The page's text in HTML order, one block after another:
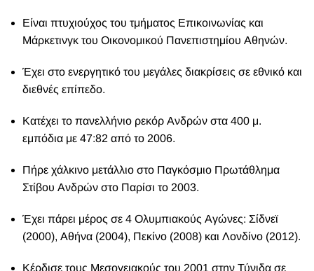
Είναι πτυχιούχος του τμήματος Επικοινωνίας και
Μάρκετινγκ του Οικονομικού Πανεπιστημίου Αθηνών.
Έχει στο ενεργητικό του μεγάλες διακρίσεις σε εθνικό και
διεθνές επίπεδο.
Κατέχει το πανελλήνιο ρεκόρ Ανδρών στα 400 μ.
εμπόδια με 47:82 από το 2006.
Πήρε χάλκινο μετάλλιο στο Παγκόσμιο Πρωτάθλημα
Στίβου Ανδρών στο Παρίσι το 2003.
Έχει πάρει μέρος σε 4 Ολυμπιακούς Αγώνες: Σίδνεϊ
(2000), Αθήνα (2004), Πεκίνο (2008) και Λονδίνο (2012).
Κέρδισε τους Μεσογειακούς του 2001 στην Τύνιδα σε